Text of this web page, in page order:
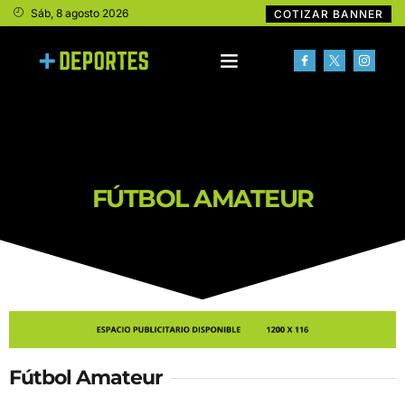
Sáb, 8 agosto 2026 COTIZAR BANNER
FÚTBOL AMATEUR
Fútbol Amateur